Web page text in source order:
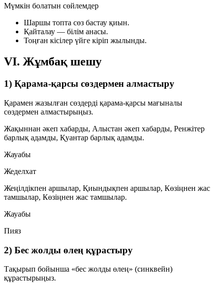
Мүмкін болатын сөйлемдер
Шаршы топта сөз бастау қиын.
Қайталау — білім анасы.
Тоңған кісілер үйге кіріп жылынды.
VI. Жұмбақ шешу
1) Қарама-қарсы сөздермен алмастыру
Қарамен жазылған сөздерді қарама-қарсы мағыналы
сөздермен алмастырыңыз.
Жақыннан әкеп хабарды, Алыстан әкеп хабарды, Ренжітер
барлық адамды, Қуантар барлық адамды.
Жауабы
Жеделхат
Жеңілдікпен аршылар, Қиындықпен аршылар, Көзіңнен жас
тамшылар, Көзіңнен жас тамшылар.
Жауабы
Пияз
2) Бес жолды өлең құрастыру
Тақырып бойынша «бес жолды өлең» (синквейн)
құрастырыңыз.